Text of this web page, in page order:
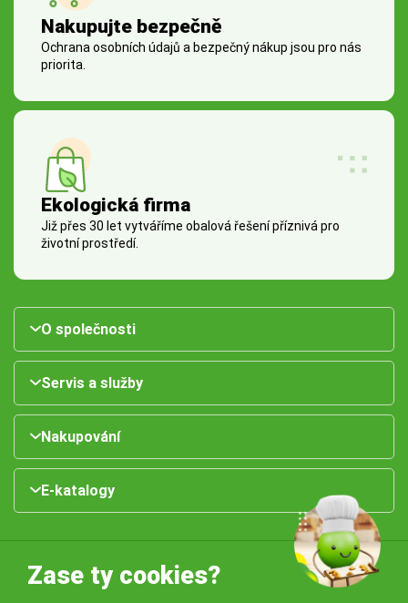
Nakupujte bezpečně
Ochrana osobních údajů a bezpečný nákup jsou pro nás
priorita.
Ekologická firma
Již přes 30 let vytváříme obalová řešení příznivá pro
životní prostředí.
O společnosti
Servis a služby
Nakupování
E-katalogy
Zase ty cookies?